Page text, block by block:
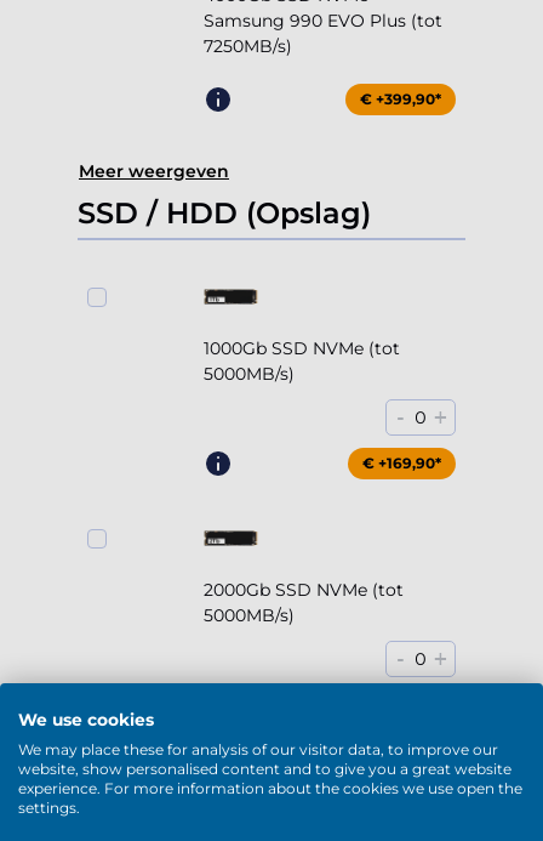
Samsung 990 EVO Plus (tot
7250MB/s)
€ +399,90*
Meer weergeven
SSD / HDD (Opslag)
1000Gb SSD NVMe (tot
5000MB/s)
- 0 +
€ +169,90*
2000Gb SSD NVMe (tot
5000MB/s)
- 0 +
We use cookies
We may place these for analysis of our visitor data, to improve our
website, show personalised content and to give you a great website
experience. For more information about the cookies we use open the
settings.